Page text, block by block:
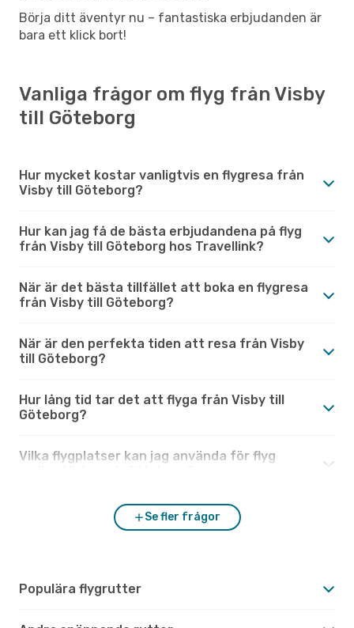
Börja ditt äventyr nu – fantastiska erbjudanden är
bara ett klick bort!
Vanliga frågor om flyg från Visby
till Göteborg
Hur mycket kostar vanligtvis en flygresa från
Visby till Göteborg?
Hur kan jag få de bästa erbjudandena på flyg
från Visby till Göteborg hos Travellink?
När är det bästa tillfället att boka en flygresa
från Visby till Göteborg?
När är den perfekta tiden att resa från Visby
till Göteborg?
Hur lång tid tar det att flyga från Visby till
Göteborg?
Vilka flygplatser kan jag använda för flyg
Se fler frågor
Populära flygrutter